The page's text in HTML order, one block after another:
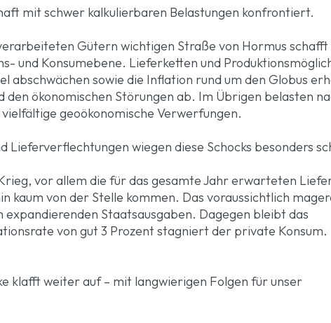
mit schwer kalkulierbaren Belastungen konfrontiert.
Gütern wichtigen Straße von Hormus
und Konsumebene. Lieferketten und
sowie die Inflation rund um den Globus
ökonomischen Störungen ab. Im Übrigen belasten
geoökonomische Verwerfungen.
wiegen diese Schocks besonders
vor allem die für das gesamte Jahr erwarteten
kaum von der Stelle kommen. Das voraussichtlich
Staatsausgaben. Dagegen bleibt das
von gut 3 Prozent stagniert der private Konsum.
klafft weiter auf – mit langwierigen Folgen für unser